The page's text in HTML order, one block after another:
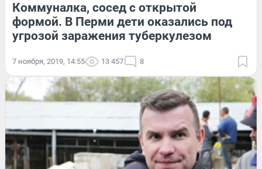
Коммуналка, сосед с открытой
формой. В Перми дети оказались под
угрозой заражения туберкулезом
7 ноября, 2019, 14:55 13 457 8